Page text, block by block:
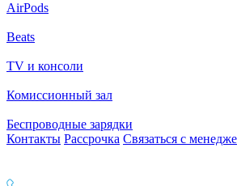
AirPods
Beats
TV и консоли
Комиссионный зал
Беспроводные зарядки
Контакты Рассрочка Связаться с